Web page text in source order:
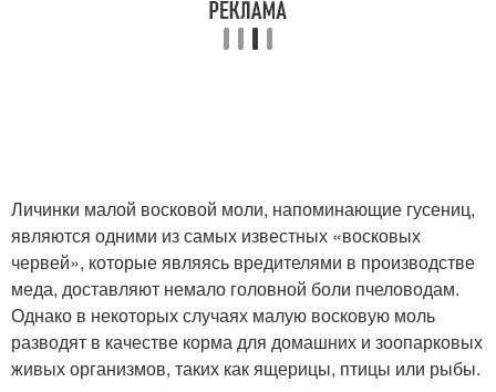
Личинки малой восковой моли, напоминающие гусениц,
являются одними из самых известных «восковых
червей», которые являясь вредителями в производстве
меда, доставляют немало головной боли пчеловодам.
Однако в некоторых случаях малую восковую моль
разводят в качестве корма для домашних и зоопарковых
живых организмов, таких как ящерицы, птицы или рыбы.